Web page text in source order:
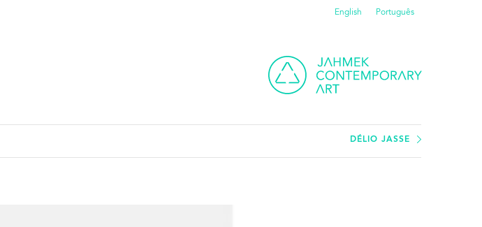
English Português
DÉLIO JASSE